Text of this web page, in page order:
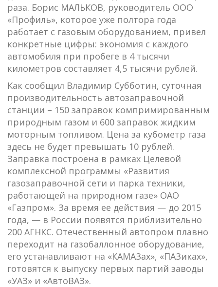
раза. Борис МАЛЬКОВ, руководитель ООО
«Профиль», которое уже полтора года
работает с газовым оборудованием, привел
конкретные цифры: экономия с каждого
автомобиля при пробеге в 4 тысячи
километров составляет 4,5 тысячи рублей.
Как сообщил Владимир Субботин, суточная
производительность автозаправочной
станции – 150 заправок компримированным
природным газом и 600 заправок жидким
моторным топливом. Цена за кубометр газа
здесь не будет превышать 10 рублей.
Заправка построена в рамках Целевой
комплексной программы «Развития
газозаправочной сети и парка техники,
работающей на природном газе» ОАО
«Газпром». За время ее действия — до 2015
года, — в России появятся приблизительно
200 АГНКС. Отечественный автопром плавно
переходит на газобаллонное оборудование,
его устанавливают на «КАМАЗах», «ПАЗиках»,
готовятся к выпуску первых партий заводы
«УАЗ» и «АвтоВАЗ».